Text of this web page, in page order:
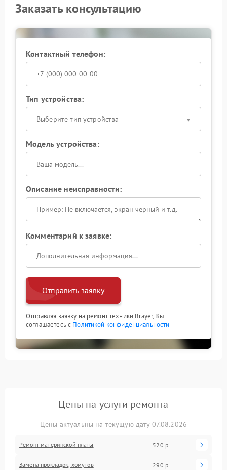
Заказать консультацию
Контактный телефон:
Тип устройства:
Выберите тип устройства
Модель устройства:
Описание неисправности:
Комментарий к заявке:
Отправить заявку
Отправляя заявку на ремонт техники Brayer, Вы
соглашаетесь с Политикой конфиденциальности
Цены на услуги ремонта
Цены актуальны на текущую дату 07.08.2026
Ремонт материнской платы 520 р
Замена прокладок, хомутов 290 р